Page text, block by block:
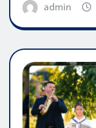
admin